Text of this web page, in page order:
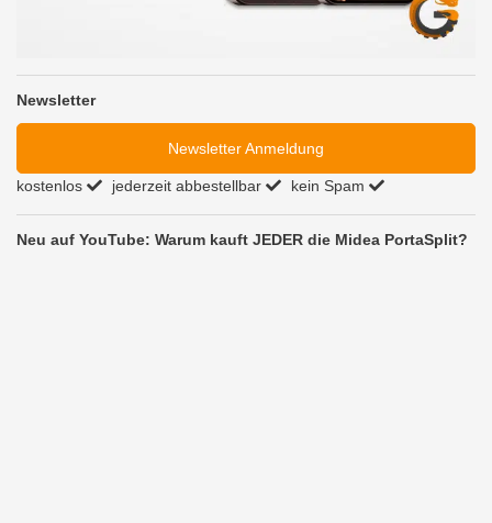
Newsletter
Newsletter Anmeldung
kostenlos jederzeit abbestellbar kein Spam
Neu auf YouTube: Warum kauft JEDER die Midea PortaSplit?